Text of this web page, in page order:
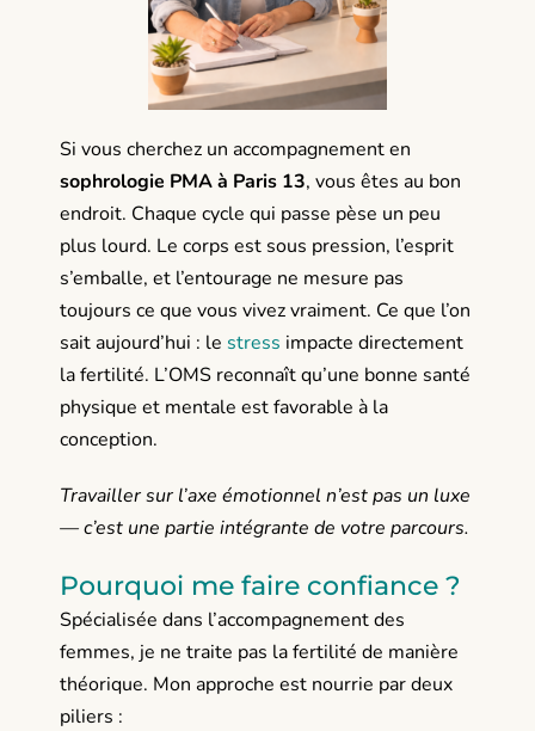
Si vous cherchez un accompagnement en
sophrologie PMA à Paris 13, vous êtes au bon
endroit. Chaque cycle qui passe pèse un peu
plus lourd. Le corps est sous pression, l’esprit
s’emballe, et l’entourage ne mesure pas
toujours ce que vous vivez vraiment. Ce que l’on
sait aujourd’hui : le stress impacte directement
la fertilité. L’OMS reconnaît qu’une bonne santé
physique et mentale est favorable à la
conception.
Travailler sur l’axe émotionnel n’est pas un luxe
— c’est une partie intégrante de votre parcours.
Pourquoi me faire confiance ?
Spécialisée dans l’accompagnement des
femmes, je ne traite pas la fertilité de manière
théorique. Mon approche est nourrie par deux
piliers :